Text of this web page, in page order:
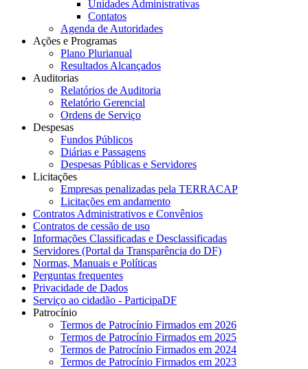
Unidades Administrativas
Contatos
Agenda de Autoridades
Ações e Programas
Plano Plurianual
Resultados Alcançados
Auditorias
Relatórios de Auditoria
Relatório Gerencial
Ordens de Serviço
Despesas
Fundos Públicos
Diárias e Passagens
Despesas Públicas e Servidores
Licitações
Empresas penalizadas pela TERRACAP
Licitações em andamento
Contratos Administrativos e Convênios
Contratos de cessão de uso
Informações Classificadas e Desclassificadas
Servidores (Portal da Transparência do DF)
Normas, Manuais e Políticas
Perguntas frequentes
Privacidade de Dados
Serviço ao cidadão - ParticipaDF
Patrocínio
Termos de Patrocínio Firmados em 2026
Termos de Patrocínio Firmados em 2025
Termos de Patrocínio Firmados em 2024
Termos de Patrocínio Firmados em 2023